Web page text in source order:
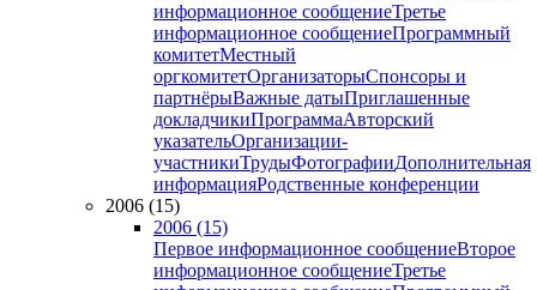
информационное сообщениеТретье
информационное сообщениеПрограммный
комитетМестный
оргкомитетОрганизаторыСпонсоры и
партнёрыВажные датыПриглашенные
докладчикиПрограммаАвторский
указательОрганизации-
участникиТрудыФотографииДополнительная
информацияРодственные конференции
2006 (15)
2006 (15)
Первое информационное сообщениеВторое
информационное сообщениеТретье